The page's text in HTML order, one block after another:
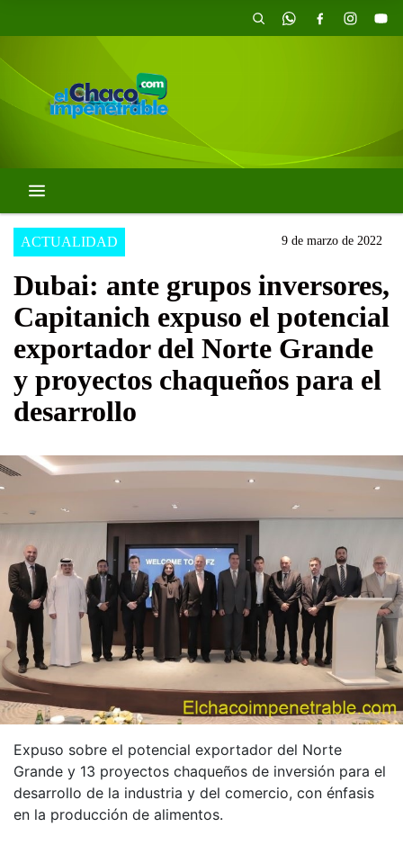
ACTUALIDAD 9 de marzo de 2022
Dubai: ante grupos inversores,
Capitanich expuso el potencial
exportador del Norte Grande
y proyectos chaqueños para el
desarrollo
Expuso sobre el potencial exportador del Norte
Grande y 13 proyectos chaqueños de inversión para el
desarrollo de la industria y del comercio, con énfasis
en la producción de alimentos.